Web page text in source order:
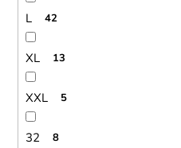
L 42
XL 13
XXL 5
32 8